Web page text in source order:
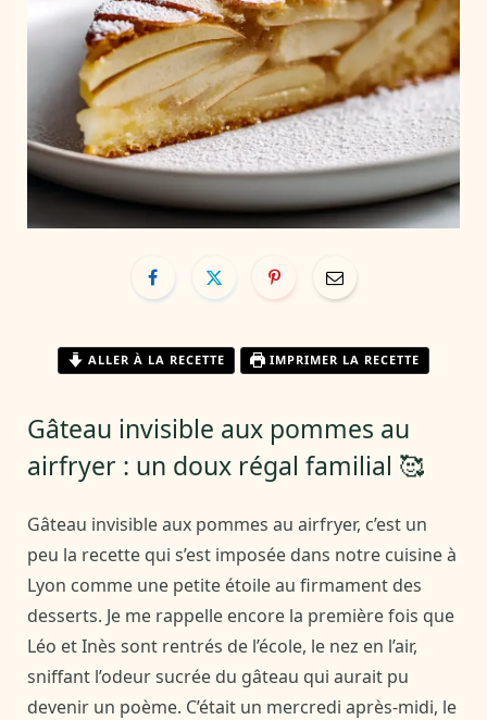
ALLER À LA RECETTE IMPRIMER LA RECETTE
Gâteau invisible aux pommes au
airfryer : un doux régal familial 🥰
Gâteau invisible aux pommes au airfryer, c’est un
peu la recette qui s’est imposée dans notre cuisine à
Lyon comme une petite étoile au firmament des
desserts. Je me rappelle encore la première fois que
Léo et Inès sont rentrés de l’école, le nez en l’air,
sniffant l’odeur sucrée du gâteau qui aurait pu
devenir un poème. C’était un mercredi après-midi, le